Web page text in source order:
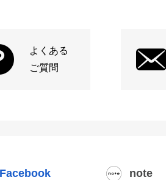
よくある
ご質問
Facebook note